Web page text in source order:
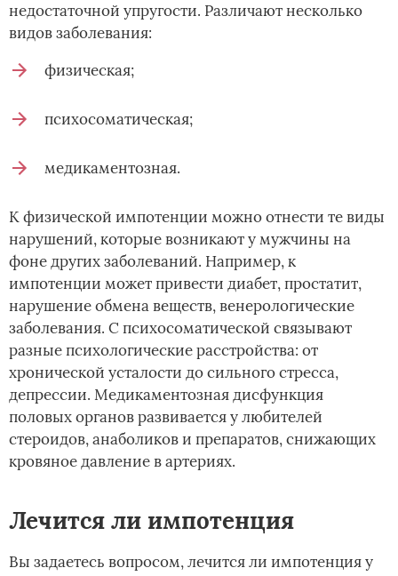
недостаточной упругости. Различают несколько
видов заболевания:
физическая;
психосоматическая;
медикаментозная.
К физической импотенции можно отнести те виды
нарушений, которые возникают у мужчины на
фоне других заболеваний. Например, к
импотенции может привести диабет, простатит,
нарушение обмена веществ, венерологические
заболевания. С психосоматической связывают
разные психологические расстройства: от
хронической усталости до сильного стресса,
депрессии. Медикаментозная дисфункция
половых органов развивается у любителей
стероидов, анаболиков и препаратов, снижающих
кровяное давление в артериях.
Лечится ли импотенция
Вы задаетесь вопросом, лечится ли импотенция у